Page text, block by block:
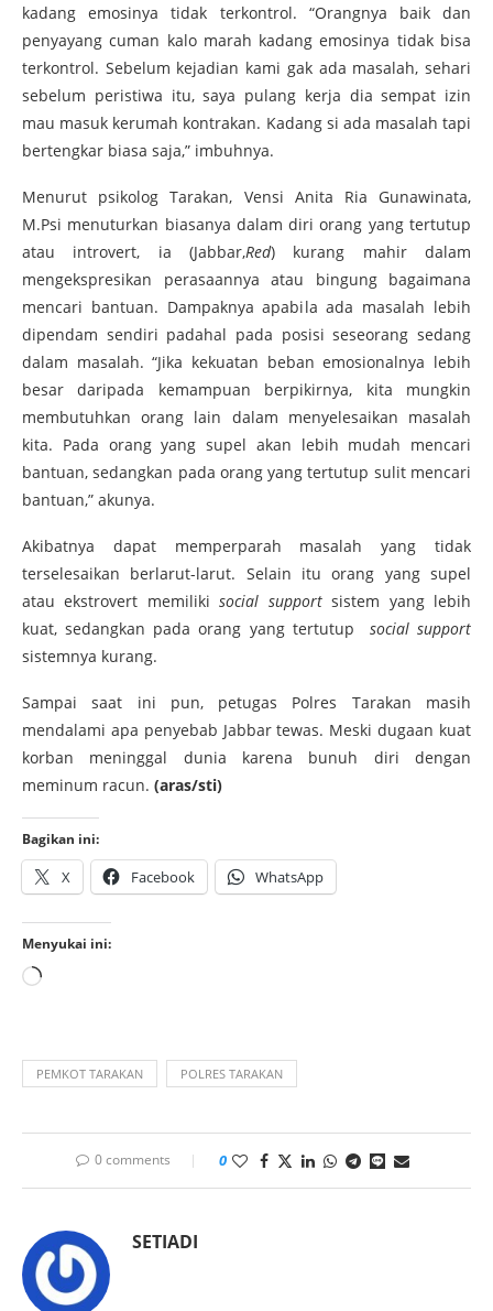
kadang emosinya tidak terkontrol. “Orangnya baik dan
penyayang cuman kalo marah kadang emosinya tidak bisa
terkontrol. Sebelum kejadian kami gak ada masalah, sehari
sebelum peristiwa itu, saya pulang kerja dia sempat izin
mau masuk kerumah kontrakan. Kadang si ada masalah tapi
bertengkar biasa saja,” imbuhnya.
Menurut psikolog Tarakan, Vensi Anita Ria Gunawinata,
M.Psi menuturkan biasanya dalam diri orang yang tertutup
atau introvert, ia (Jabbar,Red) kurang mahir dalam
mengekspresikan perasaannya atau bingung bagaimana
mencari bantuan. Dampaknya apabila ada masalah lebih
dipendam sendiri padahal pada posisi seseorang sedang
dalam masalah. “Jika kekuatan beban emosionalnya lebih
besar daripada kemampuan berpikirnya, kita mungkin
membutuhkan orang lain dalam menyelesaikan masalah
kita. Pada orang yang supel akan lebih mudah mencari
bantuan, sedangkan pada orang yang tertutup sulit mencari
bantuan,” akunya.
Akibatnya dapat memperparah masalah yang tidak
terselesaikan berlarut-larut. Selain itu orang yang supel
atau ekstrovert memilikisocial supportsistem yang lebih
kuat, sedangkan pada orang yang tertutup social support
sistemnya kurang.
Sampai saat ini pun, petugas Polres Tarakan masih
mendalami apa penyebab Jabbar tewas. Meski dugaan kuat
korban meninggal dunia karena bunuh diri dengan
meminum racun. (aras/sti)
Bagikan ini:
X Facebook WhatsApp
Menyukai ini:
PEMKOT TARAKAN POLRES TARAKAN
0 comments 0
SETIADI